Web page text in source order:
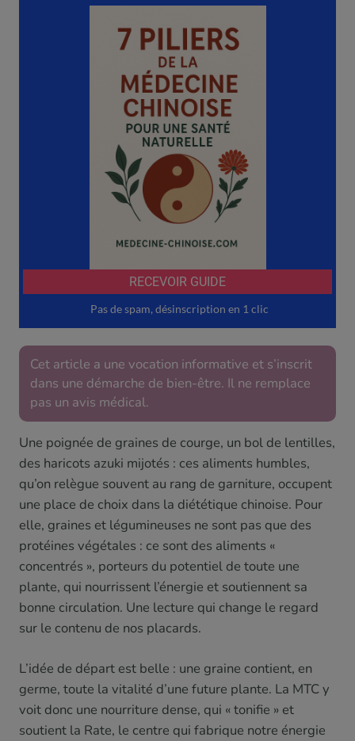
Cet article a une vocation informative et s’inscrit
dans une démarche de bien-être. Il ne remplace
pas un avis médical.
Une poignée de graines de courge, un bol de lentilles,
des haricots azuki mijotés : ces aliments humbles,
qu’on relègue souvent au rang de garniture, occupent
une place de choix dans la diététique chinoise. Pour
elle, graines et légumineuses ne sont pas que des
protéines végétales : ce sont des aliments «
concentrés », porteurs du potentiel de toute une
plante, qui nourrissent l’énergie et soutiennent sa
bonne circulation. Une lecture qui change le regard
sur le contenu de nos placards.
L’idée de départ est belle : une graine contient, en
germe, toute la vitalité d’une future plante. La MTC y
voit donc une nourriture dense, qui « tonifie » et
soutient la Rate, le centre qui fabrique notre énergie